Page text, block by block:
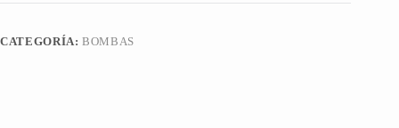
CATEGORÍA:BOMBAS